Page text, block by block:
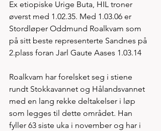
Ex etiopiske Urige Buta, HIL troner
øverst med 1.02.35. Med 1.03.06 er
Stordløper Oddmund Roalkvam som
på sitt beste representerte Sandnes på
2.plass foran Jarl Gaute Aases 1.03.14
Roalkvam har forelsket seg i stiene
rundt Stokkavannet og Hålandsvannet
med en lang rekke deltakelser i løp
som legges til dette området. Han
fyller 63 siste uka i november og har i